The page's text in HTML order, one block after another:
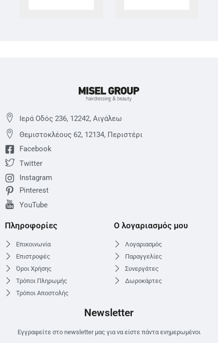
Ιερά Οδός 236, 12242, Αιγάλεω
Θεμιστoκλέους 62, 12134, Περιστέρι
Facebook
Twitter
Instagram
Pinterest
YouTube
Πληροφορίες
Επικοινωνία
Επιστροφές
Όροι Χρήσης
Τρόποι Πληρωμής
Τρόποι Αποστολής
Ο λογαριασμός μου
Λογαριασμός
Παραγγελίες
Συνεργάτες
Δωροκάρτες
Newsletter
Εγγραφείτε στο newsletter μας για να είστε πάντα ενημερωμένοι